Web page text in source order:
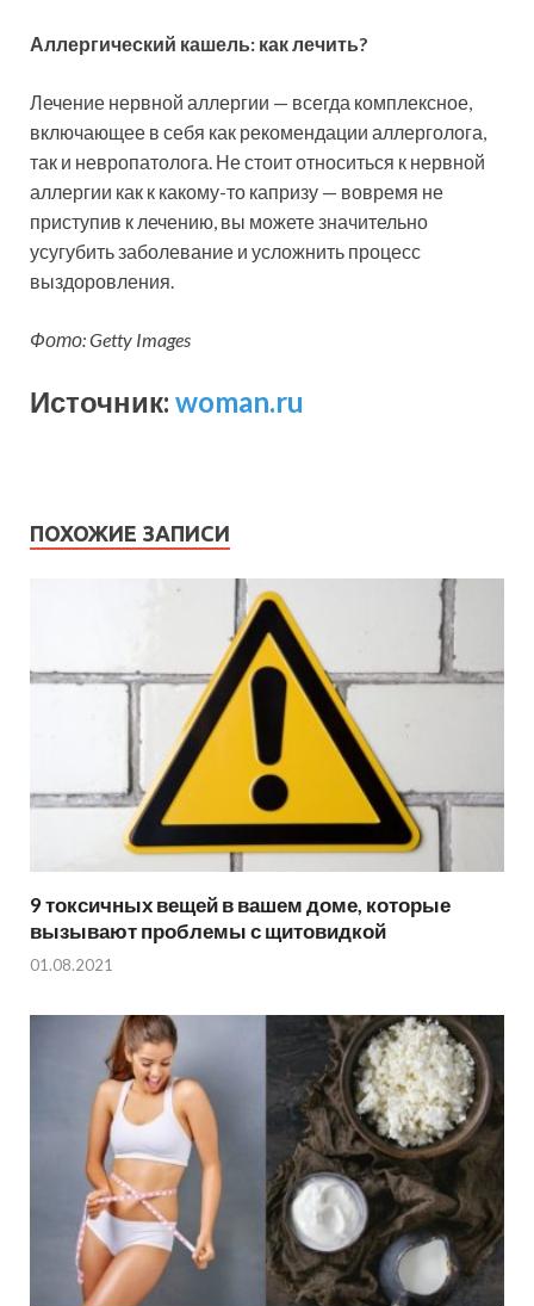
Аллергический кашель: как лечить?
Лечение нервной аллергии — всегда комплексное,
включающее в себя как рекомендации аллерголога,
так и невропатолога. Не стоит относиться к нервной
аллергии как к какому-то капризу — вовремя не
приступив к лечению, вы можете значительно
усугубить заболевание и усложнить процесс
выздоровления.
Фото: Getty Images
Источник: woman.ru
ПОХОЖИЕ ЗАПИСИ
9 токсичных вещей в вашем доме, которые
вызывают проблемы с щитовидкой
01.08.2021